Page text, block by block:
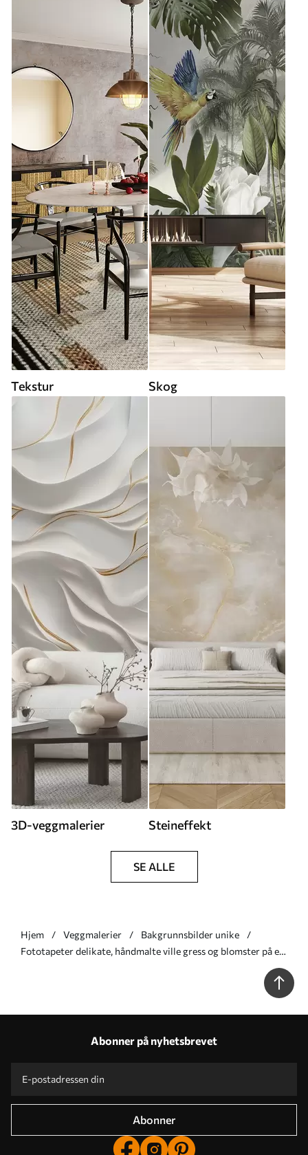
Tekstur Skog
3D-veggmalerier Steineffekt
SE ALLE
Hjem Veggmalerier
Bakgrunnsbilder unike
Fototapeter delikate, håndmalte ville gress og blomster på en
Abonner på nyhetsbrevet
Abonner